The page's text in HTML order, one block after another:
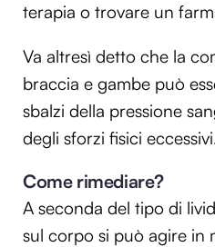
terapia o trovare un
Va altresì detto che la
braccia e gambe può
sbalzi della pressione
degli sforzi fisici
Come rimediare?
A seconda del tipo di
sul corpo si può agire in